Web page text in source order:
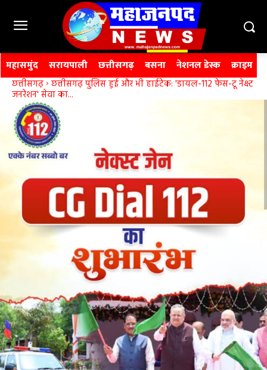
महासमुंद सरायपाली छत्तीसगढ़ बसना नेशनल डेस्क क्राइम
छत्तीसगढ़ छत्तीसगढ़ पुलिस हुई और भी हाईटेक: 'डायल-112 फेस-टू नेक्स्ट
जनरेशन' सेवा का...